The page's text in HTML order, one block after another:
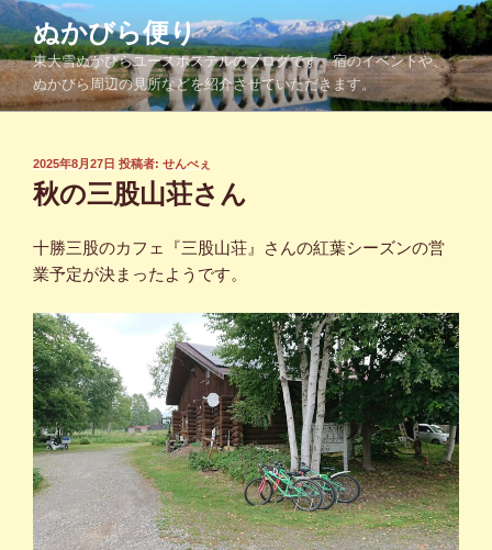
コ
ン
テ
ン
ツ
ぬかびら便り
東大雪ぬかびらユースホステルのブログです。宿のイベントや、
ぬかびら周辺の見所などを紹介させていただきます。
投
稿
日:
2025年8月27日 投稿者: せんべぇ
秋の三股山荘さん
十勝三股のカフェ『三股山荘』さんの紅葉シーズンの営
業予定が決まったようです。